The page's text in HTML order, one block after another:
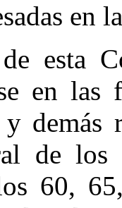
en
esta
en las
demás
de
60,